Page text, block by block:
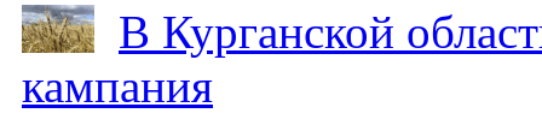
В Курганской
кампания